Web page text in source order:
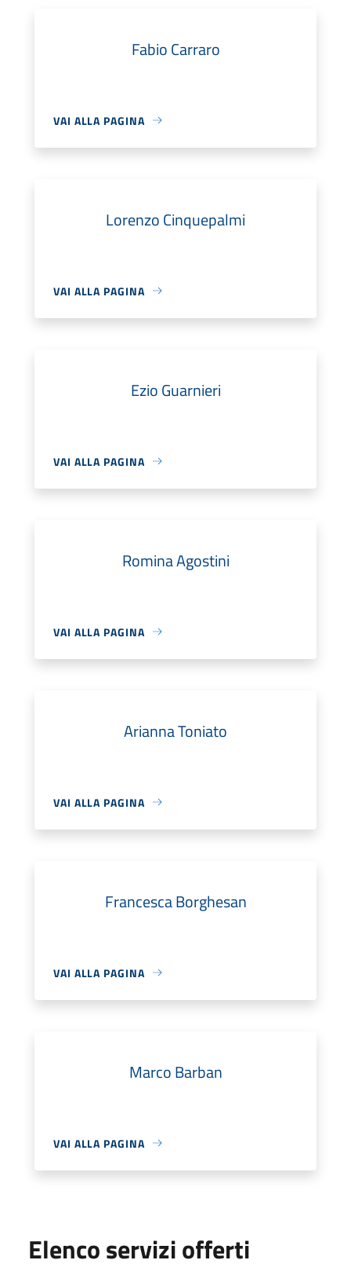
Fabio Carraro
VAI ALLA PAGINA
Lorenzo Cinquepalmi
VAI ALLA PAGINA
Ezio Guarnieri
VAI ALLA PAGINA
Romina Agostini
VAI ALLA PAGINA
Arianna Toniato
VAI ALLA PAGINA
Francesca Borghesan
VAI ALLA PAGINA
Marco Barban
VAI ALLA PAGINA
Elenco servizi offerti